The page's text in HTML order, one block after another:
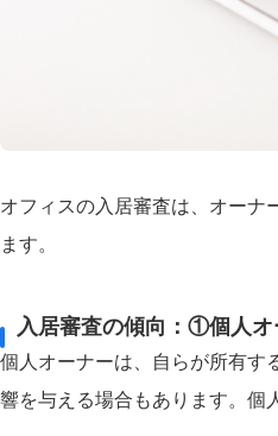
オフィスの入居審査は、オーナ
ます。
入居審査の傾向：①個人オ
個人オーナーは、自らが所有す
響を与える場合もあります。個